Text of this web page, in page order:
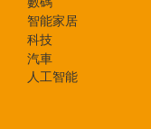
智能家居
科技
汽車
人工智能